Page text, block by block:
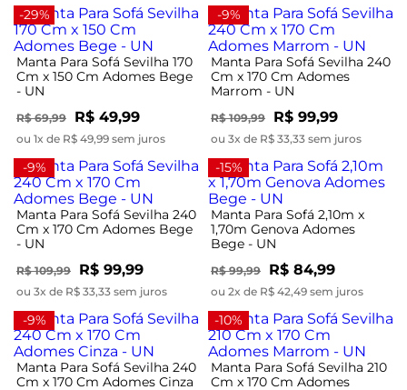
-29%
Manta Para Sofá Sevilha 170
Cm x 150 Cm Adomes Bege
- UN
R$ 69,99 R$ 49,99
ou 1x de R$ 49,99 sem juros
-9%
Manta Para Sofá Sevilha 240
Cm x 170 Cm Adomes
Marrom - UN
R$ 109,99 R$ 99,99
ou 3x de R$ 33,33 sem juros
-9%
Manta Para Sofá Sevilha 240
Cm x 170 Cm Adomes Bege
- UN
R$ 109,99 R$ 99,99
ou 3x de R$ 33,33 sem juros
-15%
Manta Para Sofá 2,10m x
1,70m Genova Adomes
Bege - UN
R$ 99,99 R$ 84,99
ou 2x de R$ 42,49 sem juros
-9%
Manta Para Sofá Sevilha 240
Cm x 170 Cm Adomes Cinza
-10%
Manta Para Sofá Sevilha 210
Cm x 170 Cm Adomes